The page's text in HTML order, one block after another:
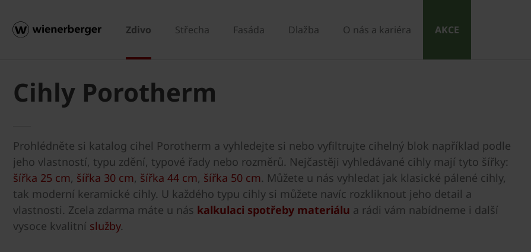
Zdivo Střecha Fasáda Dlažba O nás a kariéra AKCE
Cihly Porotherm
Prohlédněte si katalog cihel Porotherm a vyhledejte si nebo vyfiltrujte cihelný blok například podle
jeho vlastností, typu zdění, typové řady nebo rozměrů. Nejčastěji vyhledávané cihly mají tyto šířky:
šířka 25 cm, šířka 30 cm, šířka 44 cm, šířka 50 cm. Můžete u nás vyhledat jak klasické pálené cihly,
tak moderní keramické cihly. U každého typu cihly si můžete navíc rozkliknout jeho detail a
vlastnosti. Zcela zdarma máte u nás kalkulaci spotřeby materiálu a rádi vám nabídneme i další
vysoce kvalitní služby.